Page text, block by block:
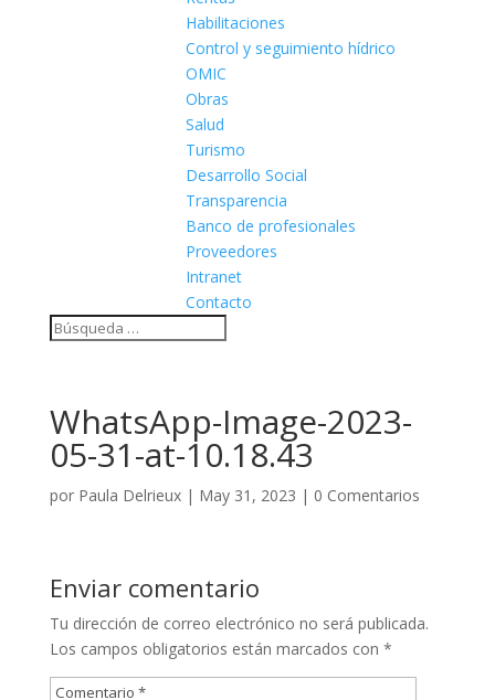
Habilitaciones
Control y seguimiento hídrico
OMIC
Obras
Salud
Turismo
Desarrollo Social
Transparencia
Banco de profesionales
Proveedores
Intranet
Contacto
WhatsApp-Image-2023-
05-31-at-10.18.43
por Paula Delrieux| May 31, 2023 | 0 Comentarios
Enviar comentario
Tu dirección de correo electrónico no será publicada.
Los campos obligatorios están marcados con *